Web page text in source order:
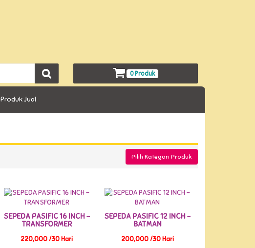
0 Produk
Produk Jual
Pilih Kategori Produk
SEPEDA PASIFIC 16 INCH -
TRANSFORMER
220,000 /30 Hari
SEPEDA PASIFIC 12 INCH -
BATMAN
200,000 /30 Hari